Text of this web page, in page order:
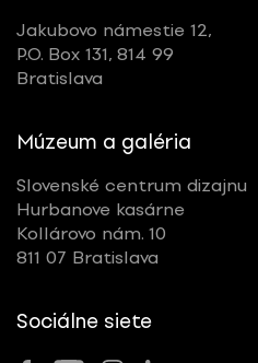
Jakubovo námestie 12,
P.O. Box 131, 814 99
Bratislava
Múzeum a galéria
Slovenské centrum dizajnu
Hurbanove kasárne
Kollárovo nám. 10
811 07 Bratislava
Sociálne siete